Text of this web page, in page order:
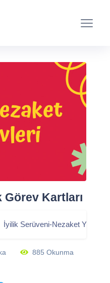
Görev Kartları
İyilik Serüveni-Nezaket Yılı
885 Okunma